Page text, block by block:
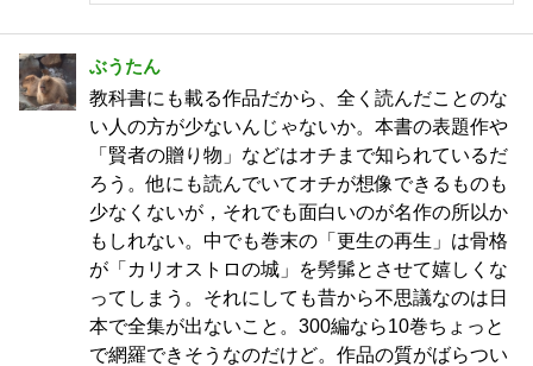
ぶうたん
教科書にも載る作品だから、全く読んだことのな
い人の方が少ないんじゃないか。本書の表題作や
「賢者の贈り物」などはオチまで知られているだ
ろう。他にも読んでいてオチが想像できるものも
少なくないが，それでも面白いのが名作の所以か
もしれない。中でも巻末の「更生の再生」は骨格
が「カリオストロの城」を髣髴とさせて嬉しくな
ってしまう。それにしても昔から不思議なのは日
本で全集が出ないこと。300編なら10巻ちょっと
で網羅できそうなのだけど。作品の質がばらつい